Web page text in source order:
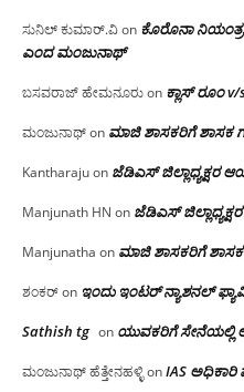
ಸುನಿಲ್ ಕುಮಾರ್.ವಿon ಕೊರೊನಾ
ಎಂದ ಮಂಜು‌ನಾಥ್
ಬಸವರಾಜ್ ಹೇಮನೂರುon ಕ್ಲಾಸ್ ರೂಂ
ಮಂಜುನಾಥ್on ಮಾಜಿ ಶಾಸಕರಿಗೆ ಶಾಸಕ
Kantharajuon ಜೆಡಿಎಸ್ ಜಿಲ್ಲಾಧ್ಯಕ್ಷರ
Manjunath HN on ಜೆಡಿಎಸ್
Manjunatha on ಮಾಜಿ ಶಾಸಕರಿಗೆ ಶಾಸಕ
ಶಂಕರ್on ಇಂದು ಇಂಟರ್ ನ್ಯಾಶನಲ್
Sathish tg on ಯುವಕರಿಗೆ ಸೇನೆಯಲ್ಲಿ
ಮಂಜುನಾಥ್ ಹೆತ್ತೇನಹಳ್ಳಿonIAS